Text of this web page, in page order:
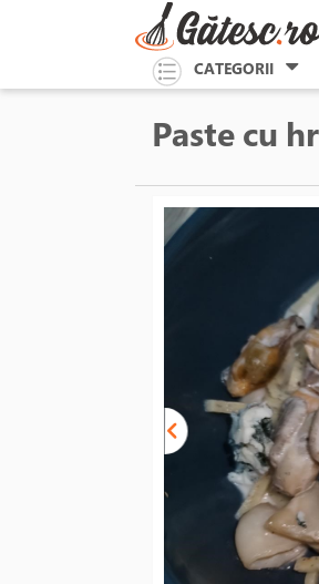
CATEGORII
Paste cu